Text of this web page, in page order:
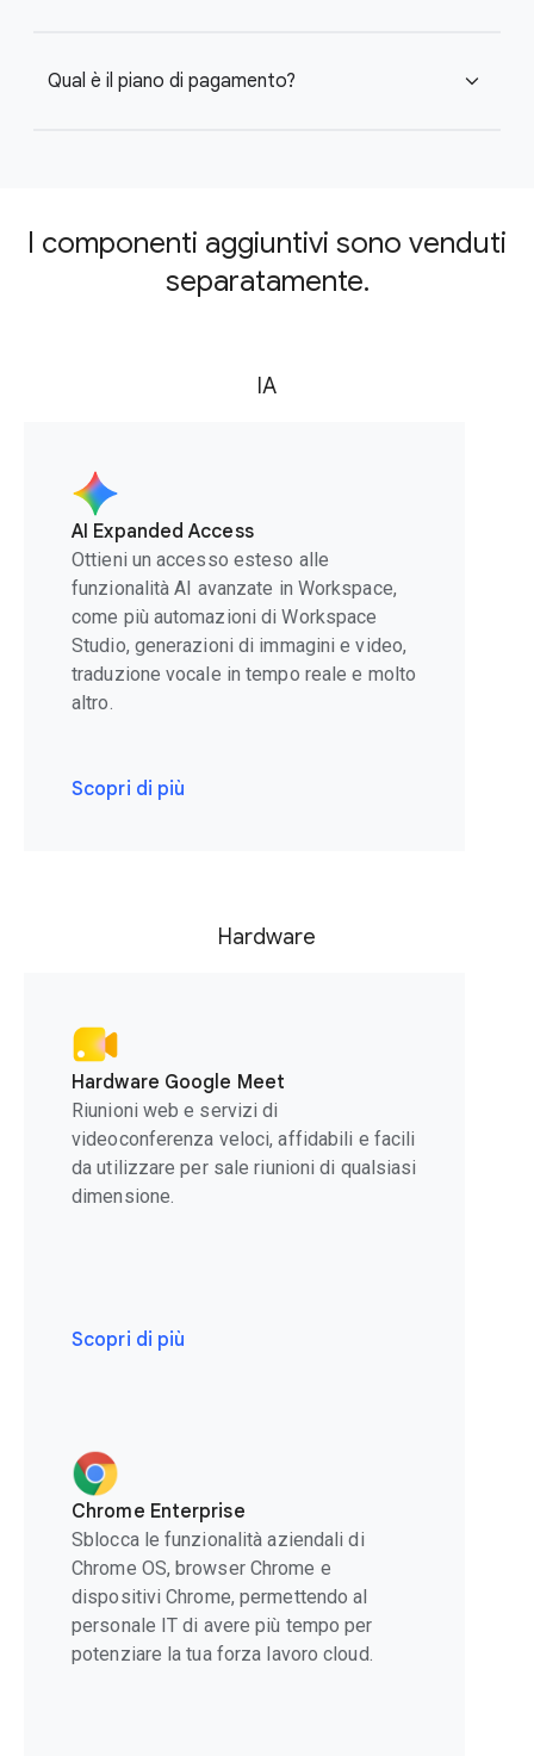
Qual è il piano di pagamento? expand_more
I componenti aggiuntivi sono venduti
separatamente.
IA
AI Expanded Access
Ottieni un accesso esteso alle
funzionalità AI avanzate in Workspace,
come più automazioni di Workspace
Studio, generazioni di immagini e video,
traduzione vocale in tempo reale e molto
altro.
Scopri di più
Hardware
Hardware Google Meet
Riunioni web e servizi di
videoconferenza veloci, affidabili e facili
da utilizzare per sale riunioni di qualsiasi
dimensione.
Scopri di più
Chrome Enterprise
Sblocca le funzionalità aziendali di
Chrome OS, browser Chrome e
dispositivi Chrome, permettendo al
personale IT di avere più tempo per
potenziare la tua forza lavoro cloud.